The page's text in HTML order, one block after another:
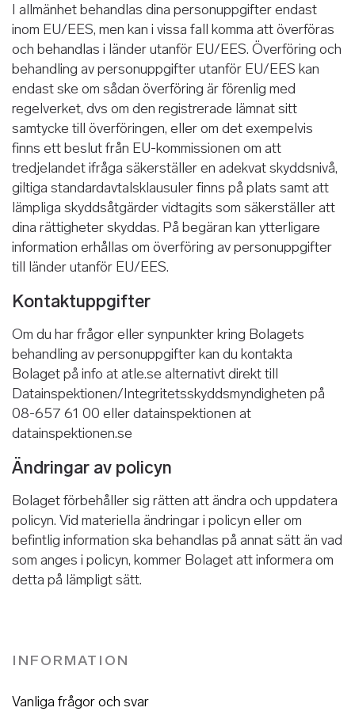
INFORMATION
Vanliga frågor och svar
I allmänhet behandlas dina personuppgifter endast
inom EU/EES, men kan i vissa fall komma att överföras
och behandlas i länder utanför EU/EES. Överföring och
behandling av personuppgifter utanför EU/EES kan
endast ske om sådan överföring är förenlig med
regelverket, dvs om den registrerade lämnat sitt
samtycke till överföringen, eller om det exempelvis
finns ett beslut från EU-kommissionen om att
tredjelandet ifråga säkerställer en adekvat skyddsnivå,
giltiga standardavtalsklausuler finns på plats samt att
lämpliga skyddsåtgärder vidtagits som säkerställer att
dina rättigheter skyddas. På begäran kan ytterligare
information erhållas om överföring av personuppgifter
till länder utanför EU/EES.
Kontaktuppgifter
Om du har frågor eller synpunkter kring Bolagets
behandling av personuppgifter kan du kontakta
Bolaget på info at atle.se alternativt direkt till
Datainspektionen/Integritetsskyddsmyndigheten på
08-657 61 00 eller datainspektionen at
datainspektionen.se
Ändringar av policyn
Bolaget förbehåller sig rätten att ändra och uppdatera
policyn. Vid materiella ändringar i policyn eller om
befintlig information ska behandlas på annat sätt än vad
som anges i policyn, kommer Bolaget att informera om
detta på lämpligt sätt.